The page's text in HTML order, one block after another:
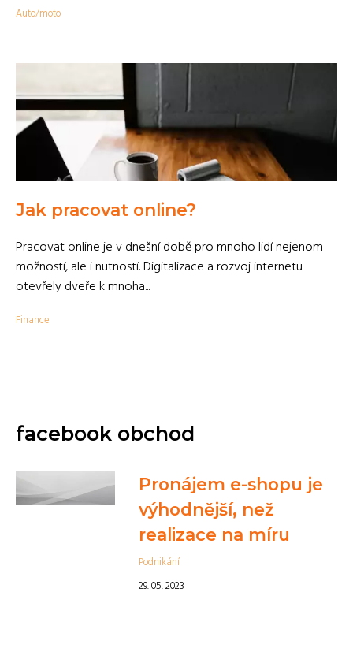
Auto/moto
Jak pracovat online?
Pracovat online je v dnešní době pro mnoho lidí nejenom
možností, ale i nutností. Digitalizace a rozvoj internetu
otevřely dveře k mnoha...
Finance
facebook obchod
Pronájem e-shopu je
výhodnější, než
realizace na míru
Podnikání
29. 05. 2023